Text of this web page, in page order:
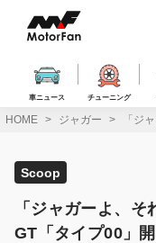
ス
車ニュース チューニング
HOME ジャガー 「ジ
Scoop
「ジャガーよ、
GT「タイプ00」